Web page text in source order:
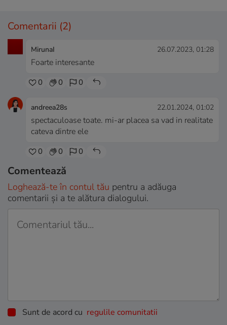
Comentarii (2)
MirunaI 26.07.2023, 01:28
Foarte interesante
0 0 0
andreea28s 22.01.2024, 01:02
spectaculoase toate. mi-ar placea sa vad in realitate
cateva dintre ele
0 0 0
Comentează
Loghează-te în contul tău pentru a adăuga
comentarii și a te alătura dialogului.
Sunt de acord cu regulile comunitatii